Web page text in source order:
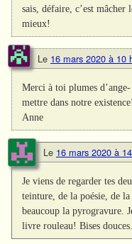
sais, défaire, c’est
mieux!
Le 16 mars 2020 à 10
Merci à toi plumes
mettre dans notre
Anne
Le 16 mars 2020 à
Je viens de regarder tes
teinture, de la poésie, de
beaucoup la pyrogravure.
livre rouleau! Bises douces.